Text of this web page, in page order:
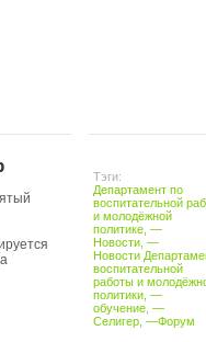
Тэги:
Департамент по
воспитательной
и молодёжной
политике, —
Новости, —
Новости
воспитательной
работы и
политики, —
обучение, —
Селигер, —Форум